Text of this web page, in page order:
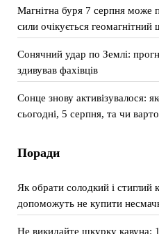
Магнітна буря 7 серпня може
сили очікується геомагнітний
Сонячний удар по Землі:
здивував фахівців
Сонце знову активізувалося:
сьогодні, 5 серпня, та чи
Поради
Як обрати солодкий і стиглий
допоможуть не купити
Не викидайте шкурку кавуна: